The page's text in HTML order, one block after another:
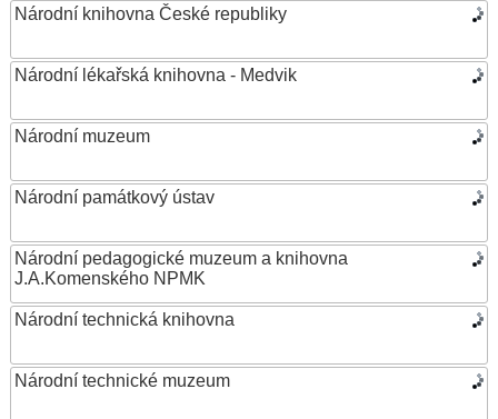
Národní knihovna České republiky
Národní lékařská knihovna - Medvik
Národní muzeum
Národní památkový ústav
Národní pedagogické muzeum a knihovna
J.A.Komenského NPMK
Národní technická knihovna
Národní technické muzeum